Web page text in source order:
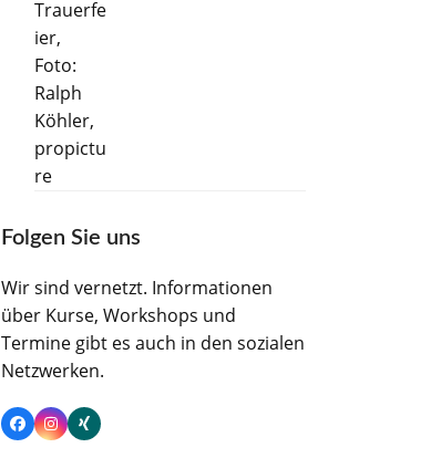
Folgen Sie uns
Wir sind vernetzt. Informationen
über Kurse, Workshops und
Termine gibt es auch in den sozialen
Netzwerken.
Facebook
Instagram
Xing